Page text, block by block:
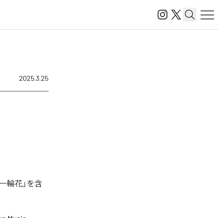
2025.3.25
輪花」を含